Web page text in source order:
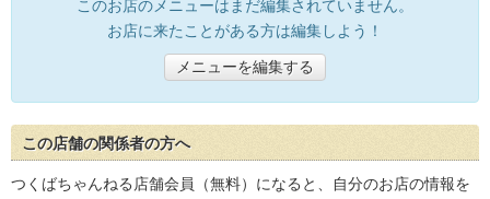
このお店のメニューはまだ編集されていません。
お店に来たことがある方は編集しよう！
メニューを編集する
この店舗の関係者の方へ
つくばちゃんねる店舗会員（無料）になると、自分のお店の情報を